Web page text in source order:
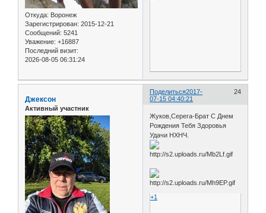
Откуда: Воронеж
Зарегистрирован: 2015-12-21
Сообщений: 5241
Уважение: +16887
Последний визит:
2026-08-05 06:31:24
Поделиться 24
2017-
07-15 04:40:21
Джексон
Активный участник
Жуков,Серега-Брат С Днем
Рождения Тебя Здоровья
Удачи НХНЧ.
+1